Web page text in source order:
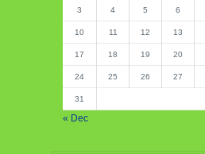
3 4 5 6
10 11 12 13
17 18 19 20
24 25 26 27
31
« Dec